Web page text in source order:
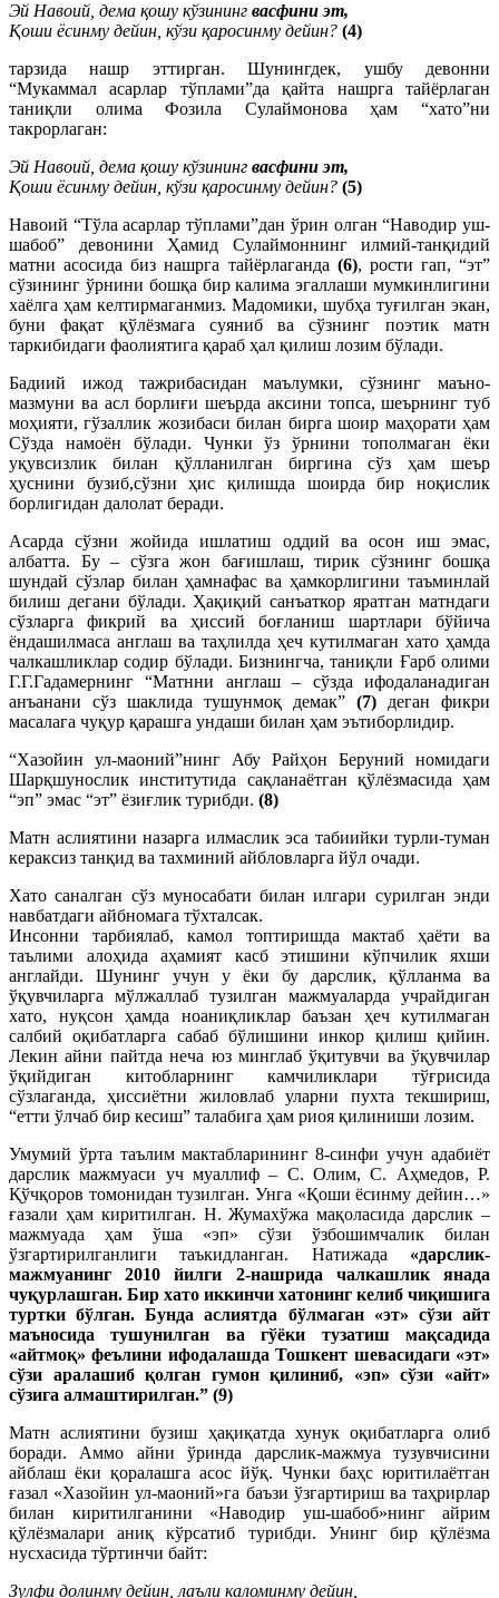
Эй Навоий, дема қошу кўзининг васфини эт,
Қоши ёсинму дейин, кўзи қаросинму дейин? (4)
тарзида нашр эттирган. Шунингдек, ушбу девонни
“Мукаммал асарлар тўплами”да қайта нашрга тайёрлаган
таниқли олима Фозила Сулаймонова ҳам “хато”ни
такрорлаган:
Эй Навоий, дема қошу кўзининг васфини эт,
Қоши ёсинму дейин, кўзи қаросинму дейин? (5)
Навоий “Тўла асарлар тўплами”дан ўрин олган “Наводир уш-
шабоб” девонини Ҳамид Сулаймоннинг илмий-танқидий
матни асосида биз нашрга тайёрлаганда (6), рости гап, “эт”
сўзининг ўрнини бошқа бир калима эгаллаши мумкинлигини
хаёлга ҳам келтирмаганмиз. Мадомики, шубҳа туғилган экан,
буни фақат қўлёзмага суяниб ва сўзнинг поэтик матн
таркибидаги фаолиятига қараб ҳал қилиш лозим бўлади.
Бадиий ижод тажрибасидан маълумки, сўзнинг маъно-
мазмуни ва асл борлиғи шеърда аксини топса, шеърнинг туб
моҳияти, гўзаллик жозибаси билан бирга шоир маҳорати ҳам
Сўзда намоён бўлади. Чунки ўз ўрнини тополмаган ёки
уқувсизлик билан қўлланилган биргина сўз ҳам шеър
ҳуснини бузиб,сўзни ҳис қилишда шоирда бир ноқислик
борлигидан далолат беради.
Асарда сўзни жойида ишлатиш оддий ва осон иш эмас,
албатта. Бу – сўзга жон бағишлаш, тирик сўзнинг бошқа
шундай сўзлар билан ҳамнафас ва ҳамкорлигини таъминлай
билиш дегани бўлади. Ҳақиқий санъаткор яратган матндаги
сўзларга фикрий ва ҳиссий боғланиш шартлари бўйича
ёндашилмаса англаш ва таҳлилда ҳеч кутилмаган хато ҳамда
чалкашликлар содир бўлади. Бизнингча, таниқли Ғарб олими
Г.Г.Гадамернинг “Матнни англаш – сўзда ифодаланадиган
анъанани сўз шаклида тушунмоқ демак” (7) деган фикри
масалага чуқур қарашга ундаши билан ҳам эътиборлидир.
“Хазойин ул-маоний”нинг Абу Райҳон Беруний номидаги
Шарқшунослик институтида сақланаётган қўлёзмасида ҳам
“эп” эмас “эт” ёзиғлик турибди. (8)
Матн аслиятини назарга илмаслик эса табиийки турли-туман
кераксиз танқид ва тахминий айбловларга йўл очади.
Хато саналган сўз муносабати билан илгари сурилган энди
навбатдаги айбномага тўхталсак.
Инсонни тарбиялаб, камол топтиришда мактаб ҳаёти ва
таълими алоҳида аҳамият касб этишини кўпчилик яхши
англайди. Шунинг учун у ёки бу дарслик, қўлланма ва
ўқувчиларга мўлжаллаб тузилган мажмуаларда учрайдиган
хато, нуқсон ҳамда ноаниқликлар баъзан ҳеч кутилмаган
салбий оқибатларга сабаб бўлишини инкор қилиш қийин.
Лекин айни пайтда неча юз минглаб ўқитувчи ва ўқувчилар
ўқийдиган китобларнинг камчиликлари тўғрисида
сўзлаганда, ҳиссиётни жиловлаб уларни пухта текшириш,
“етти ўлчаб бир кесиш” талабига ҳам риоя қилиниши лозим.
Умумий ўрта таълим мактабларининг 8-синфи учун адабиёт
дарслик мажмуаси уч муаллиф – С. Олим, С. Аҳмедов, Р.
Қўчқоров томонидан тузилган. Унга «Қоши ёсинму дейин…»
ғазали ҳам киритилган. Н. Жумахўжа мақоласида дарслик –
мажмуада ҳам ўша «эп» сўзи ўзбошимчалик билан
ўзгартирилганлиги таъкидланган. Натижада «дарслик-
мажмуанинг 2010 йилги 2-нашрида чалкашлик янада
чуқурлашган. Бир хато иккинчи хатонинг келиб чиқишига
туртки бўлган. Бунда аслиятда бўлмаган «эт» сўзи айт
маъносида тушунилган ва гўёки тузатиш мақсадида
«айтмоқ» феълини ифодалашда Тошкент шевасидаги «эт»
сўзи аралашиб қолган гумон қилиниб, «эп» сўзи «айт»
сўзига алмаштирилган.” (9)
Матн аслиятини бузиш ҳақиқатда хунук оқибатларга олиб
боради. Аммо айни ўринда дарслик-мажмуа тузувчисини
айблаш ёки қоралашга асос йўқ. Чунки баҳс юритилаётган
ғазал «Хазойин ул-маоний»га баъзи ўзгартириш ва таҳрирлар
билан киритилганини «Наводир уш-шабоб»нинг айрим
қўлёзмалари аниқ кўрсатиб турибди. Унинг бир қўлёзма
нусхасида тўртинчи байт:
Зулфи долинму дейин, лаъли каломинму дейин,